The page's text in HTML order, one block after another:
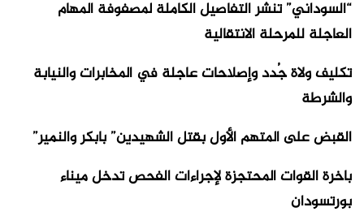
“السوداني” تنشر التفاصيل الكاملة لمصفوفة المهام
العاجلة للمرحلة الانتقالية
تكليف ولاة جُدد وإصلاحات عاجلة في المخابرات والنيابة
والشرطة
القبض على المتهم الأول بقتل الشهيدين” بابكر والنمير”
باخرة القوات المحتجزة لإجراءات الفحص تدخل ميناء
بورتسودان